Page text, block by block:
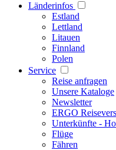
Länderinfos
Estland
Lettland
Litauen
Finnland
Polen
Service
Reise anfragen
Unsere Kataloge
Newsletter
ERGO
Unterkünfte -
Flüge
Fähren